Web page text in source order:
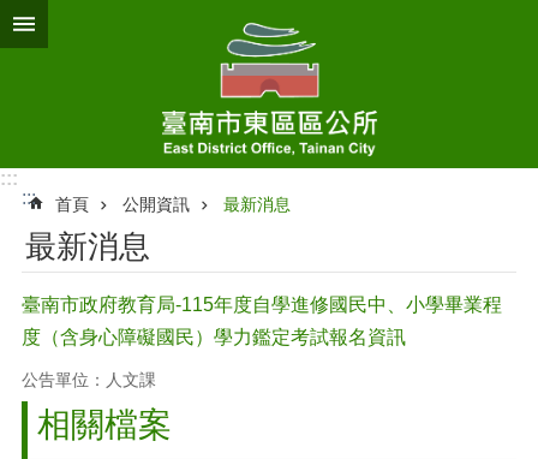
跳到主要內容區塊
:::
:::
首頁 公開資訊 最新消息
最新消息
臺南市政府教育局-115年度自學進修國民中、小學畢業程
度（含身心障礙國民）學力鑑定考試報名資訊
公告單位：人文課
相關檔案